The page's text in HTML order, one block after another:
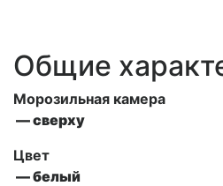
Общие
Морозильная камера
— сверху
Цвет
— белый